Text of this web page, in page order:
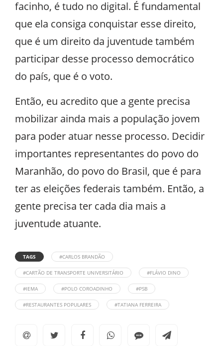
facinho, é tudo no digital. É fundamental
que ela consiga conquistar esse direito,
que é um direito da juventude também
participar desse processo democrático
do país, que é o voto.
Então, eu acredito que a gente precisa
mobilizar ainda mais a população jovem
para poder atuar nesse processo. Decidir
importantes representantes do povo do
Maranhão, do povo do Brasil, que é para
ter as eleições federais também. Então, a
gente precisa ter cada dia mais a
juventude atuante.
TAGS #CARLOS BRANDÃO
#CARTÃO DE TRANSPORTE UNIVERSITÁRIO #FLÁVIO DINO
#IEMA #POLO COROADINHO #PSB
#RESTAURANTES POPULARES #TATIANA FERREIRA